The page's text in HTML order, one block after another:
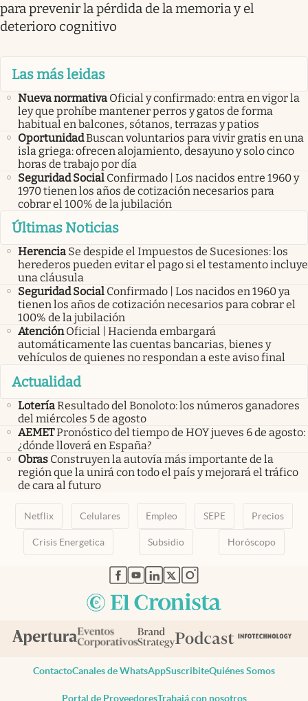
para prevenir la pérdida de la memoria y el
deterioro cognitivo
Las más leidas
Nueva normativa Oficial y confirmado: entra en vigor la
ley que prohíbe mantener perros y gatos de forma
habitual en balcones, sótanos, terrazas y patios
OportunidadBuscan voluntarios para vivir gratis en una
isla griega: ofrecen alojamiento, desayuno y solo cinco
horas de trabajo por día
Seguridad Social Confirmado | Los nacidos entre 1960 y
1970 tienen los años de cotización necesarios para
cobrar el 100% de la jubilación
Últimas Noticias
Herencia Se despide el Impuestos de Sucesiones: los
herederos pueden evitar el pago si el testamento incluye
una cláusula
Seguridad Social Confirmado | Los nacidos en 1960 ya
tienen los años de cotización necesarios para cobrar el
100% de la jubilación
Atención Oficial | Hacienda embargará
automáticamente las cuentas bancarias, bienes y
vehículos de quienes no respondan a este aviso final
Actualidad
LoteríaResultado del Bonoloto: los números ganadores
del miércoles 5 de agosto
AEMETPronóstico del tiempo de HOY jueves 6 de agosto:
¿dónde lloverá en España?
Obras Construyen la autovía más importante de la
región que la unirá con todo el país y mejorará el tráfico
de cara al futuro
Netflix Celulares Empleo SEPE Precios
Crisis Energetica Subsidio Horóscopo
abre en nueva pestaña
abre en nueva pestaña
abre en nueva pestaña
abre en nueva pestaña
abre en nueva pestaña
ContactoCanales de WhatsAppSuscribiteQuiénes Somos
Portal de ProveedoresTrabajá con nosotros